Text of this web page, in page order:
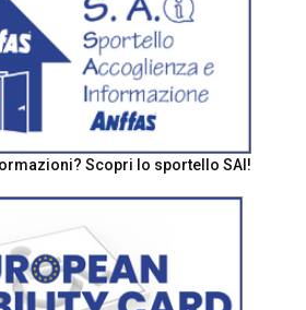
Scopri lo sportello SAI!